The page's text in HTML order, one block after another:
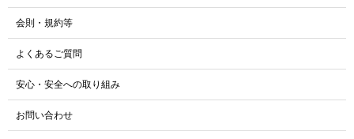
会則・規約等
よくあるご質問
安心・安全への取り組み
お問い合わせ